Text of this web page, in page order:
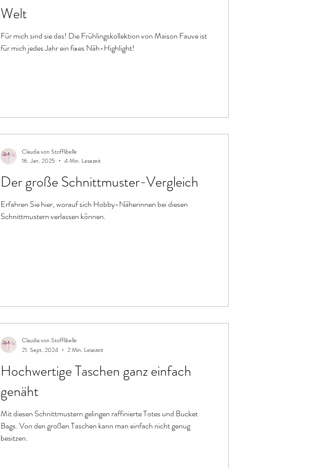
Welt
Für mich sind sie das! Die Frühlingskollektion von Maison Fauve ist
für mich jedes Jahr ein fixes Näh-Highlight!
Der große Schnittmuster-Vergleich
Erfahren Sie hier, worauf sich Hobby-Näherinnen bei diesen
Schnittmustern verlassen können.
Claudia von Stofflibelle
16. Jan. 2025
4 Min. Lesezeit
Hochwertige Taschen ganz einfach
genäht
Mit diesen Schnittmustern gelingen raffinierte Totes und Bucket
Bags. Von den großen Taschen kann man einfach nicht genug
besitzen.
Claudia von Stofflibelle
21. Sept. 2024
2 Min. Lesezeit